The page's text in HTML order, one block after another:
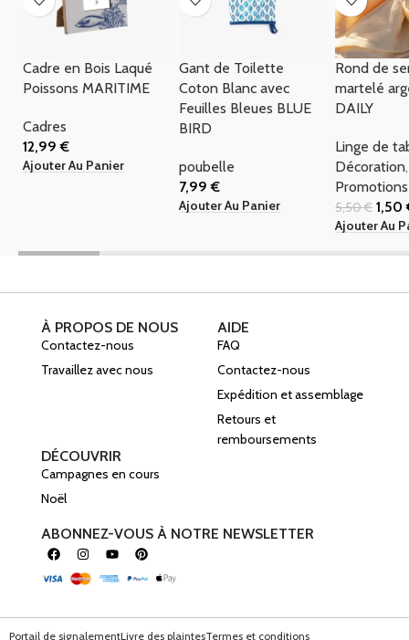
Cadre en Bois Laqué
Poissons MARITIME
Cadres
12,99€
Ajouter Au Panier
Gant de Toilette
Coton Blanc avec
Feuilles Bleues BLUE
BIRD
poubelle
7,99€
Ajouter Au Panier
Rond de
martelé
DAILY
Linge de
Décoration,
Promotions
5,50€ 1,50
Ajouter Au
À PROPOS DE NOUS
Contactez-nous
Travaillez avec nous
AIDE
FAQ
Contactez-nous
Expédition et assemblage
Retours et
remboursements
DÉCOUVRIR
Campagnes en cours
Noël
ABONNEZ-VOUS À NOTRE NEWSLETTER
Portail de signalementLivre des plaintesTermes et conditions